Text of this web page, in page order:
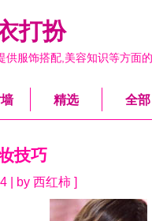
打扮
供服饰搭配,美容知识等方面
精选 全部
技巧
| by 西红柿 ]